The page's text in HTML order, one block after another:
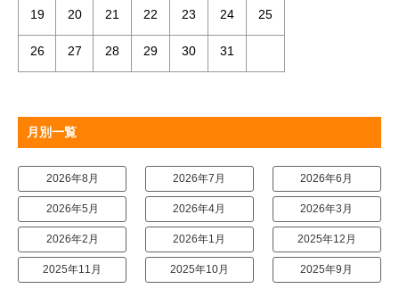
19 20 21 22 23 24 25
26 27 28 29 30 31
月別一覧
2026年8月 2026年7月 2026年6月
2026年5月 2026年4月 2026年3月
2026年2月 2026年1月 2025年12月
2025年11月 2025年10月 2025年9月